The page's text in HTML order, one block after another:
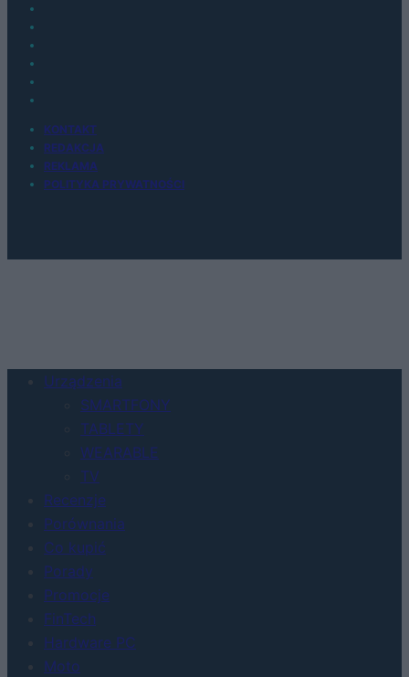
KONTAKT
REDAKCJA
REKLAMA
POLITYKA PRYWATNOŚCI
Urządzenia
SMARTFONY
TABLETY
WEARABLE
TV
Recenzje
Porównania
Co kupić
Porady
Promocje
FinTech
Hardware PC
Moto